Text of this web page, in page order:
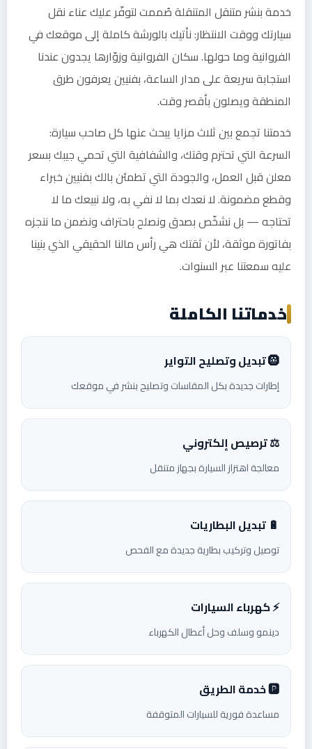
خدمة بنشر متنقل المتنقلة صُممت لتوفّر عليك عناء نقل
سيارتك ووقت الانتظار: نأتيك بالورشة كاملة إلى موقعك في
الفروانية وما حولها. سكان الفروانية وزوّارها يجدون عندنا
استجابة سريعة على مدار الساعة، بفنيين يعرفون طرق
المنطقة ويصلون بأقصر وقت.
خدمتنا تجمع بين ثلاث مزايا يبحث عنها كل صاحب سيارة:
السرعة التي تحترم وقتك، والشفافية التي تحمي جيبك بسعر
معلن قبل العمل، والجودة التي تطمئن بالك بفنيين خبراء
وقطع مضمونة. لا نعدك بما لا نفي به، ولا نبيعك ما لا
تحتاجه — بل نشخّص بصدق ونصلح باحتراف ونضمن ما ننجزه
بفاتورة موثقة، لأن ثقتك هي رأس مالنا الحقيقي الذي بنينا
عليه سمعتنا عبر السنوات.
خدماتنا الكاملة
🛞 تبديل وتصليح التواير
إطارات جديدة بكل المقاسات وتصليح بنشر في موقعك
⚖️ ترصيص إلكتروني
معالجة اهتزاز السيارة بجهاز متنقل
🔋 تبديل البطاريات
توصيل وتركيب بطارية جديدة مع الفحص
⚡ كهرباء السيارات
دينمو وسلف وحل أعطال الكهرباء
🅿️ خدمة الطريق
مساعدة فورية للسيارات المتوقفة